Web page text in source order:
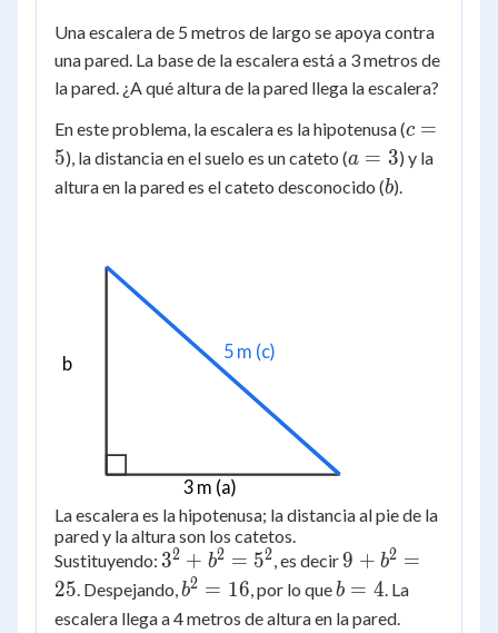
Una escalera de 5 metros de largo se apoya contra
una pared. La base de la escalera está a 3 metros de
la pared. ¿A qué altura de la pared llega la escalera?
En este problema, la escalera es la hipotenusa (c
=
c =
5), la distancia en el suelo es un cateto (a
=
a = 3) y la
altura en la pared es el cateto desconocido (b
b).
3 m (a)
b
5 m (c)
La escalera es la hipotenusa; la distancia al pie de la
pared y la altura son los catetos.
Sustituyendo: 3^2
+
b^2
32 + b2 = 52 , es decir9 +
b^2
9 + b2 =
25 . Despejando, b^2
=
b2 = 16 , por lo queb
=
b = 4 . La
escalera llega a 4 metros de altura en la pared.